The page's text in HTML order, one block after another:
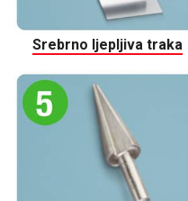
Srebrno ljepljiva traka